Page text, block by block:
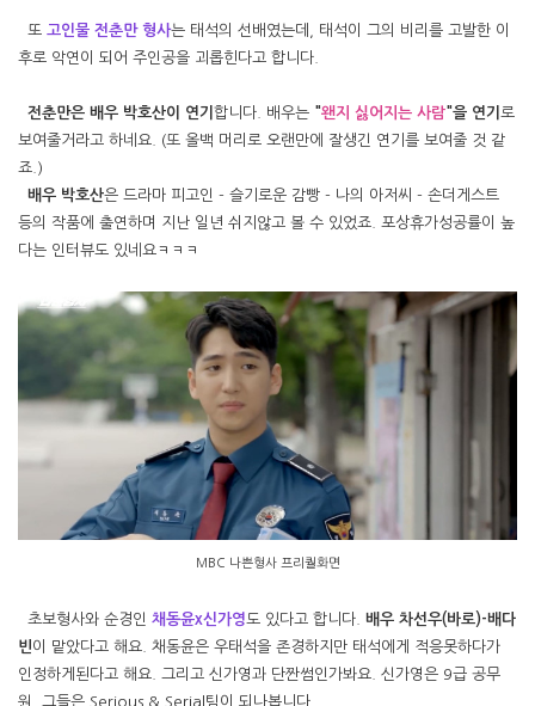
또 고인물 전춘만 형사는 태석의 선배였는데, 태석이 그의 비리를 고발한 이
후로 악연이 되어 주인공을 괴롭힌다고 합니다.
전춘만은 배우 박호산이 연기 합니다. 배우는 "왠지 싫어지는 사람"을 연기 로
보여줄거라고 하네요. (또 올백 머리로 오랜만에 잘생긴 연기를 보여줄 것 같
죠.)
배우 박호산은 드라마 피고인 - 슬기로운 감빵 - 나의 아저씨 - 손더게스트
등의 작품에 출연하며 지난 일년 쉬지않고 볼 수 있었죠. 포상휴가성공률이 높
다는 인터뷰도 있네요ㅋㅋㅋ
MBC 나쁜형사 프리퀄화면
초보형사와 순경인 채동윤x신가영도 있다고 합니다. 배우 차선우(바로)-배다
빈이 맡았다고 해요. 채동윤은 우태석을 존경하지만 태석에게 적응못하다가
인정하게된다고 해요. 그리고 신가영과 단짠썸인가봐요. 신가영은 9급 공무
원. 그들은 Serious & Serial팀이 되나봅니다.